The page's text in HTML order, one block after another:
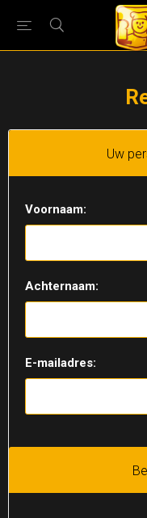
Uw
Voornaam:
Achternaam:
E-mailadres: